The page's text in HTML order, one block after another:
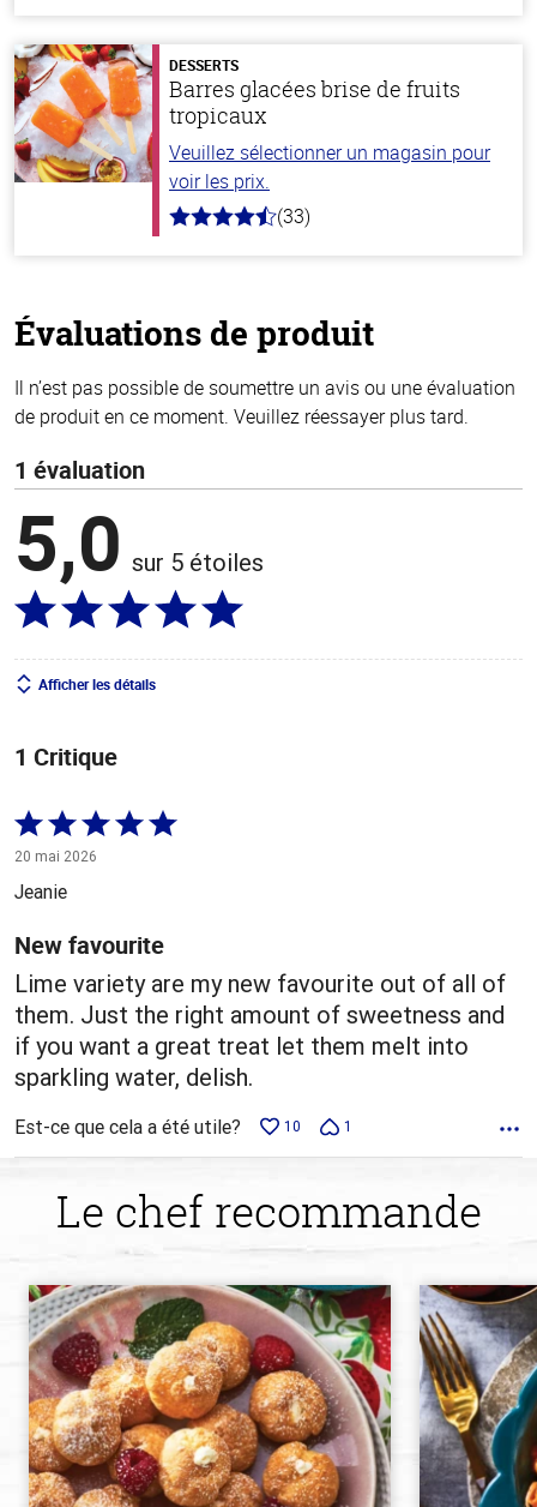
stars
DESSERTS
Barres glacées brise de fruits
tropicaux
Veuillez sélectionner un magasin pour
voir les prix.
4.8
(33)
Évaluations de produit
Il n’est pas possible de soumettre un avis ou une évaluation
de produit en ce moment. Veuillez réessayer plus tard.
1 évaluation
5,0 sur 5 étoiles
Afficher les détails
1 Critique
Coté
5 sur
5
20 mai 2026
Jeanie
New favourite
Lime variety are my new favourite out of all of
them. Just the right amount of sweetness and
if you want a great treat let them melt into
sparkling water, delish.
Est-ce que cela a été utile? 10 1
Le chef recommande